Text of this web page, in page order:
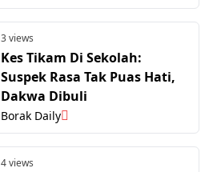
3 views
Kes Tikam Di Sekolah:
Suspek Rasa Tak Puas Hati,
Dakwa Dibuli
Borak Daily
4 views